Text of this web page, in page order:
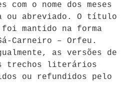
com o nome dos meses
ou abreviado. O título
mantido na forma
Carneiro – Orfeu.
as versões de
trechos literários
ou refundidos pelo